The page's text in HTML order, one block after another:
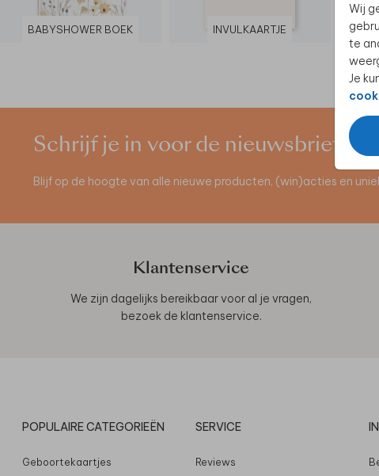
Wij
te
Je
BABYSHOWER BOEK INVULKAARTJE
Schrijf je in voor de nieuwsbrief
Blijf op de hoogte van alle nieuwe producten, (win)acties en
Klantenservice
We zijn dagelijks bereikbaar voor al je vragen,
bezoek de klantenservice.
POPULAIRE CATEGORIEËN
Geboortekaartjes
SERVICE
Reviews